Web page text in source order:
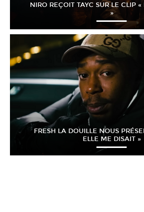
NIRO REÇOIT TAYC SUR LE CLIP
»
FRESH LA DOUILLE NOUS
ELLE ME DISAIT »